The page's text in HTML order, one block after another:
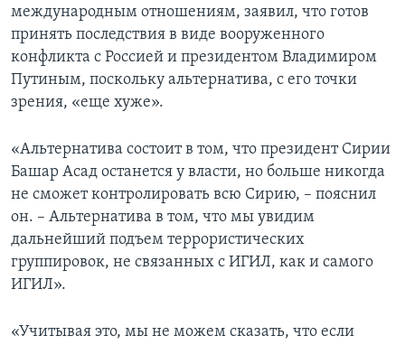
международным отношениям, заявил, что готов
принять последствия в виде вооруженного
конфликта с Россией и президентом Владимиром
Путиным, поскольку альтернатива, с его точки
зрения, «еще хуже».
«Альтернатива состоит в том, что президент Сирии
Башар Асад останется у власти, но больше никогда
не сможет контролировать всю Сирию, – пояснил
он. – Альтернатива в том, что мы увидим
дальнейший подъем террористических
группировок, не связанных с ИГИЛ, как и самого
ИГИЛ».
«Учитывая это, мы не можем сказать, что если